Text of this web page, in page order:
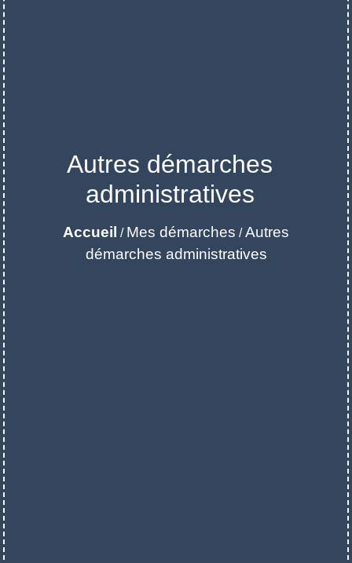
Autres démarches
administratives
Accueil / Mes démarches /Autres
démarches administratives